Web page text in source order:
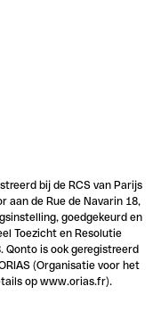
bij de RCS van Parijs
aan de Rue de Navarin 18,
goedgekeurd en
Toezicht en Resolutie
Qonto is ook geregistreerd
(Organisatie voor het
op www.orias.fr).